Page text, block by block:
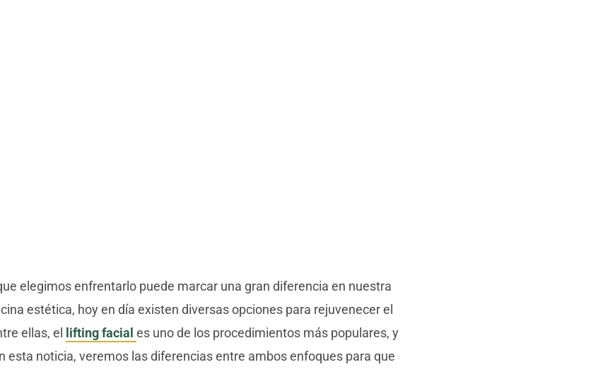
elegimos enfrentarlo puede marcar una gran diferencia en nuestra
estética, hoy en día existen diversas opciones para rejuvenecer el
ellas, el
lifting facial es uno de los procedimientos más populares, y
esta noticia, veremos las diferencias entre ambos enfoques para que